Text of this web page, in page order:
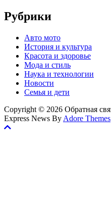
Рубрики
Авто мото
История и культура
Красота и здоровье
Мода и стиль
Наука и технологии
Новости
Семья и дети
Copyright © 2026 Обратная
Express News By Adore Themes